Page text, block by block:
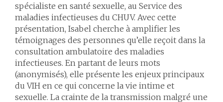
spécialiste en santé sexuelle, au Service des
maladies infectieuses du CHUV. Avec cette
présentation, Isabel cherche à amplifier les
témoignages des personnes qu’elle reçoit dans la
consultation ambulatoire des maladies
infectieuses. En partant de leurs mots
(anonymisés), elle présente les enjeux principaux
du VIH en ce qui concerne la vie intime et
sexuelle. La crainte de la transmission malgré une